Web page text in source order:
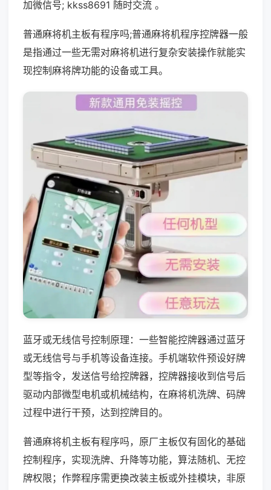
加微信号; kkss8691 随时交流 。
普通麻将机主板有程序吗;普通麻将机程序控牌器一般
是指通过一些无需对麻将机进行复杂安装操作就能实
现控制麻将牌功能的设备或工具。
蓝牙或无线信号控制原理：一些智能控牌器通过蓝牙
或无线信号与手机等设备连接。手机端软件预设好牌
型等指令，发送信号给控牌器，控牌器接收到信号后
驱动内部微型电机或机械结构，在麻将机洗牌、码牌
过程中进行干预，达到控牌目的。
普通麻将机主板有程序吗，原厂主板仅有固化的基础
控制程序，实现洗牌、升降等功能，算法随机、无控
牌权限；作弊程序需更换改装主板或外挂模块，非原